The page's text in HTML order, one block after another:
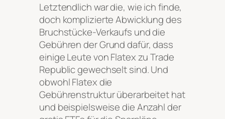
Letztendlich war die, wie ich finde,
doch komplizierte Abwicklung des
Bruchstücke-Verkaufs und die
Gebühren der Grund dafür, dass
einige Leute von Flatex zu Trade
Republic gewechselt sind. Und
obwohl Flatex die
Gebührenstruktur überarbeitet hat
und beispielsweise die Anzahl der